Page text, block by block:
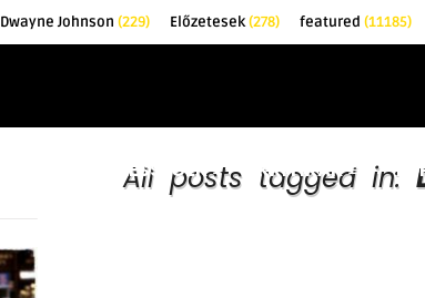
Dwayne Johnson (229) Előzetesek(278) featured (11185)
ÉRDEKESSÉGEK KRITIKÁK
All posts tagged in: